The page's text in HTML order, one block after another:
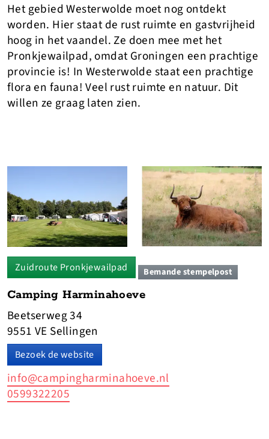
Het gebied Westerwolde moet nog ontdekt
worden. Hier staat de rust ruimte en gastvrijheid
hoog in het vaandel. Ze doen mee met het
Pronkjewailpad, omdat Groningen een prachtige
provincie is! In Westerwolde staat een prachtige
flora en fauna! Veel rust ruimte en natuur. Dit
willen ze graag laten zien.
Zuidroute Pronkjewailpad Bemande stempelpost
Camping Harminahoeve
Beetserweg 34
9551 VE Sellingen
Bezoek de website
info@campingharminahoeve.nl
0599322205